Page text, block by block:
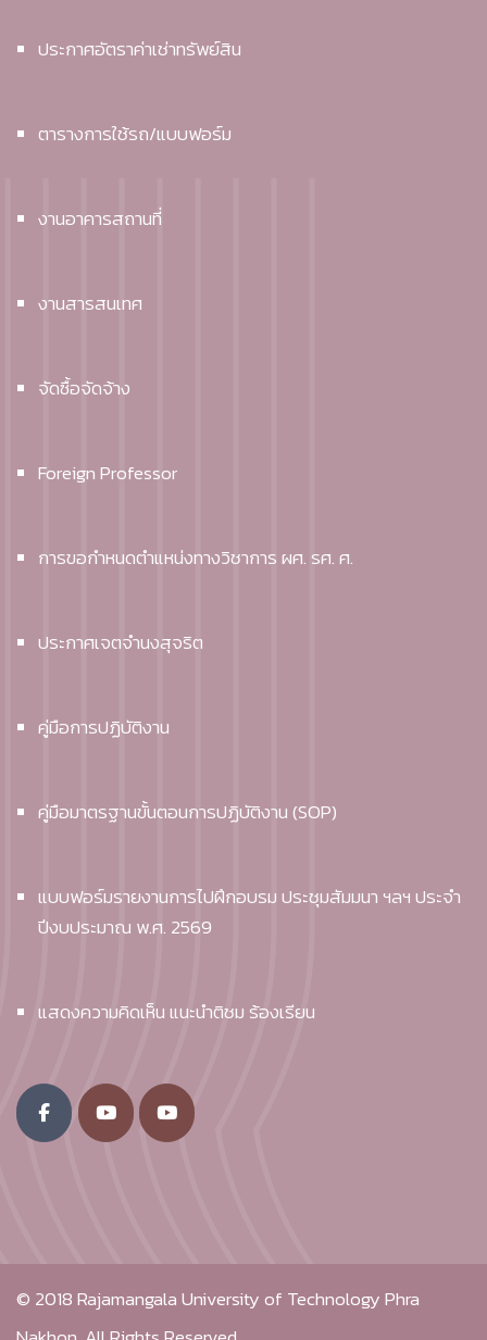
ประกาศอัตราค่าเช่าทรัพย์สิน
ตารางการใช้รถ/แบบฟอร์ม
งานอาคารสถานที่
งานสารสนเทศ
จัดซื้อจัดจ้าง
Foreign Professor
การขอกำหนดตำแหน่งทางวิชาการ ผศ. รศ. ศ.
ประกาศเจตจำนงสุจริต
คู่มือการปฏิบัติงาน
คู่มือมาตรฐานขั้นตอนการปฏิบัติงาน (SOP)
แบบฟอร์มรายงานการไปฝึกอบรม ประชุมสัมมนา ฯลฯ ประจำ
ปีงบประมาณ พ.ศ. 2569
แสดงความคิดเห็น แนะนำติชม ร้องเรียน
© 2018Rajamangala University of Technology Phra